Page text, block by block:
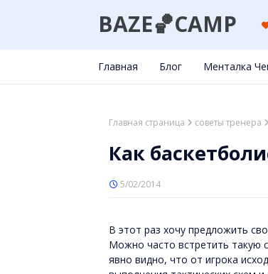
BAZE🏀CAMP
Главная Блог Менталка
Главная страница советы тренера
Как
5/02/2014
В этот раз хочу предложить
Можно часто встретить такую
явно видно, что от игрока